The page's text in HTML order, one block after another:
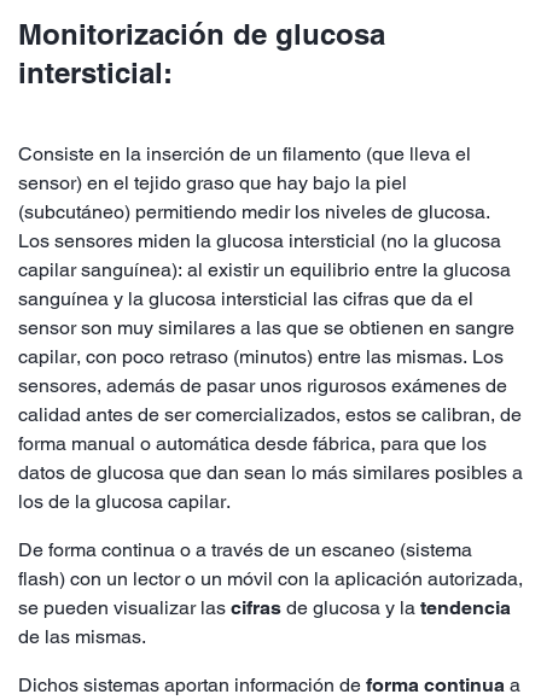
Monitorización de glucosa
intersticial:
Consiste en la inserción de un filamento (que lleva el
sensor) en el tejido graso que hay bajo la piel
(subcutáneo) permitiendo medir los niveles de glucosa.
Los sensores miden la glucosa intersticial (no la glucosa
capilar sanguínea): al existir un equilibrio entre la glucosa
sanguínea y la glucosa intersticial las cifras que da el
sensor son muy similares a las que se obtienen en sangre
capilar, con poco retraso (minutos) entre las mismas. Los
sensores, además de pasar unos rigurosos exámenes de
calidad antes de ser comercializados, estos se calibran, de
forma manual o automática desde fábrica, para que los
datos de glucosa que dan sean lo más similares posibles a
los de la glucosa capilar.
De forma continua o a través de un escaneo (sistema
flash) con un lector o un móvil con la aplicación autorizada,
se pueden visualizar las cifras de glucosa y la tendencia
de las mismas.
Dichos sistemas aportan información de forma continua a